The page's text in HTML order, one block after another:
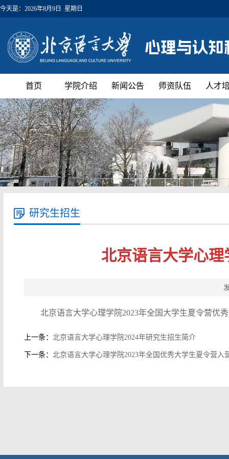
今天是： 2026年8月9日 星期日
首页 学院介绍 新闻公告 师资队伍 人才
研究生招生
北京语言大学心
北京语言大学心理学院2023年全国大学生夏令营优
上一条： 北京语言大学心理学院2024年研究生招生简介
下一条： 北京语言大学心理学院2023年全国优秀大学生夏令营入